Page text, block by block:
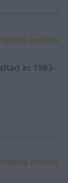
holote
az 1983-
holote